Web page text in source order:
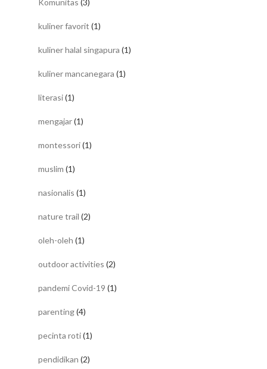
kuliner favorit (1)
kuliner halal singapura (1)
kuliner mancanegara (1)
literasi(1)
mengajar(1)
montessori(1)
muslim (1)
nasionalis (1)
nature trail (2)
oleh-oleh (1)
outdoor activities (2)
pandemi Covid-19 (1)
parenting(4)
pecinta roti(1)
pendidikan (2)